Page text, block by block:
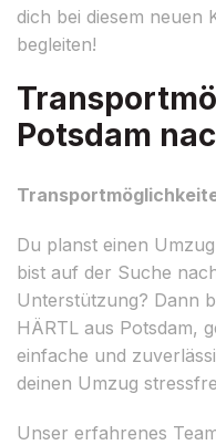
dich bei diesem neuen
begleiten!
Potsdam
Du planst einen
bist auf der Suche
Unterstützung? Dann
HÄRTL aus Potsdam,
einfache und
deinen Umzug
Unser erfahrenes